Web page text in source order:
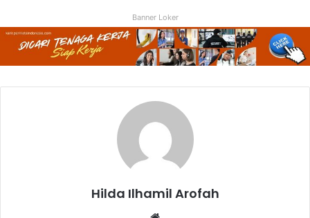
Banner Loker
Hilda Ilhamil Arofah